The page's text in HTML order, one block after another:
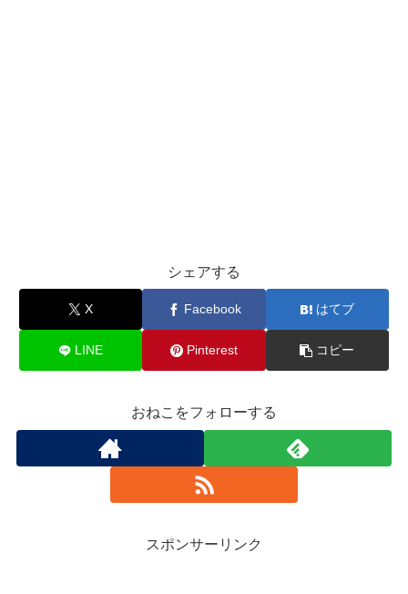
シェアする
X Facebook はてブ
LINE Pinterest コピー
おねこをフォローする
スポンサーリンク